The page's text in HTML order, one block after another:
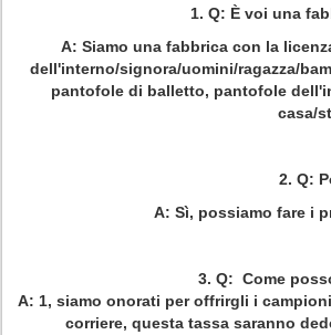
1. Q: È voi una
A: Siamo una fabbrica con la
dell'interno/signora/uomini/ragazza/
pantofole di balletto, pantofole
casa/
2. Q:
A: Sì, possiamo fare i
3. Q: Come
A: 1, siamo onorati per offrirgli i
corriere, questa tassa saranno